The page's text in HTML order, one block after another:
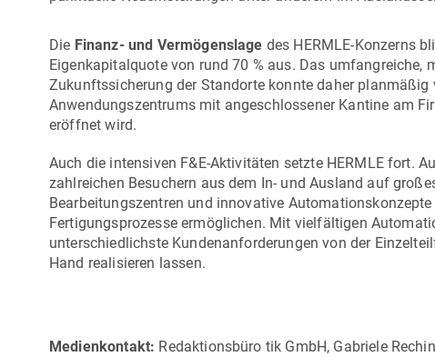
Die Finanz- und Vermögenslage des HERMLE-Konzerns
Eigenkapitalquote von rund 70 % aus. Das umfangreiche,
Zukunftssicherung der Standorte konnte daher
Anwendungszentrums mit angeschlossener Kantine am
eröffnet wird.
Auch die intensiven F&E-Aktivitäten setzte HERMLE fort.
zahlreichen Besuchern aus dem In- und Ausland auf
Bearbeitungszentren und innovative
Fertigungsprozesse ermöglichen. Mit vielfältigen
unterschiedlichste Kundenanforderungen von der
Hand realisieren lassen.
Medienkontakt: Redaktionsbüro tik GmbH, Gabriele